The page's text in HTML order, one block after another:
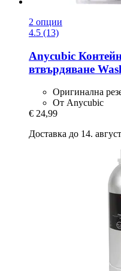
2 опции
4.5 (13)
Anycubic
втвърдяване
Оригинална
От Anycubic
€ 24,99
Доставка до 14. август